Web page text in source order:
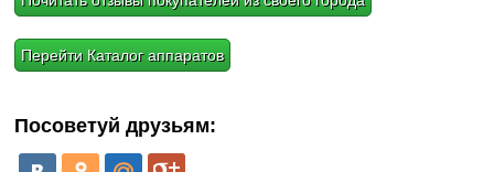
Перейти Каталог аппаратов
Посоветуй друзьям: